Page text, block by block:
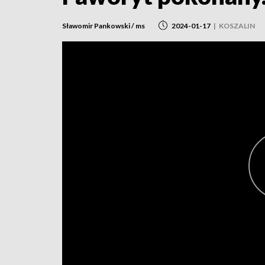
Sławomir Pankowski / ms 2024-01-17 | KOSZALIN